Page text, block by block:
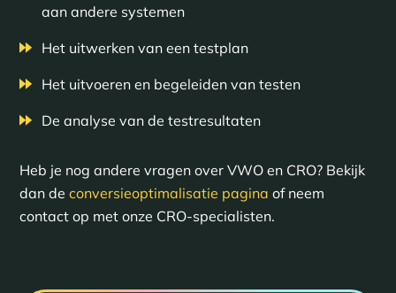
aan andere systemen
Het uitwerken van een testplan
Het uitvoeren en begeleiden van testen
De analyse van de testresultaten
Heb je nog andere vragen over VWO en CRO? Bekijk
dan de conversieoptimalisatie pagina of neem
contact op met onze CRO-specialisten.